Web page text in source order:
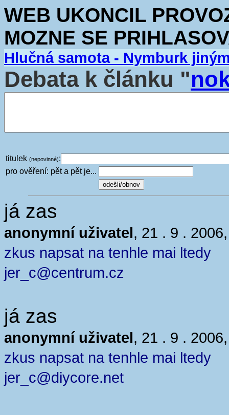
WEB UKONCIL
MOZNE SE
Hlučná samota - Nymburk
Debata k článku "
titulek (nepovinné):
pro ověření: pět a pět je...
já zas
anonymní uživatel, 21 . 9 .
zkus napsat na tenhle mai ltedy
jer_c@centrum.cz
já zas
anonymní uživatel, 21 . 9 .
zkus napsat na tenhle mai ltedy
jer_c@diycore.net